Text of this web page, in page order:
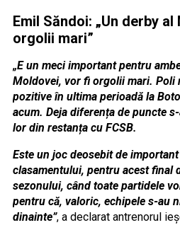
Emil Săndoi: „Un derby
orgolii mari”
„E un meci important pentru
Moldovei, vor fi orgolii mari. Poli
pozitive în ultima perioadă la
acum. Deja diferența de puncte
lor din restanța cu FCSB.
Este un joc deosebit de
clasamentului, pentru acest final
sezonului, când toate partidele
pentru că, valoric, echipele s-au
dinainte”, a declarat antrenorul